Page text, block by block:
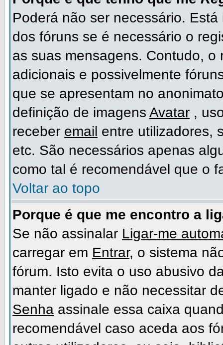
Poderá não ser necessário.
dos fóruns se é necessário o
as suas mensagens. Contudo,
adicionais e possivelmente
que se apresentam no
definição de imagens Avatar ,
receber email entre utilizadores,
etc. São necessários apenas
como tal é recomendável que o
Voltar ao topo
Porque é que me encontro a
Se não assinalar Ligar-me
carregar em Entrar, o sistema
fórum. Isto evita o uso abusivo
manter ligado e não necessitar
Senha assinale essa caixa
recomendável caso aceda aos